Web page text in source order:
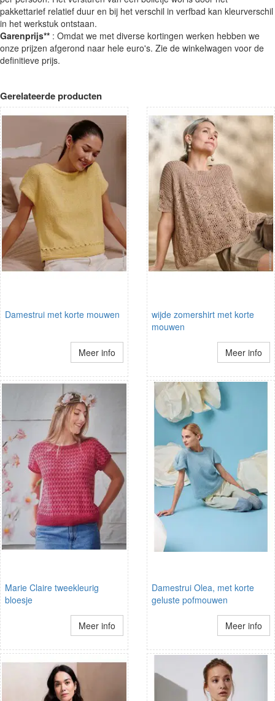
pakkettarief relatief duur en bij het verschil in verfbad kan kleurverschil
in het werkstuk ontstaan.
Garenprijs** : Omdat we met diverse kortingen werken hebben we
onze prijzen afgerond naar hele euro's. Zie de winkelwagen voor de
definitieve prijs.
Gerelateerde producten
Damestrui met korte mouwen
Meer info
wijde zomershirt met korte
mouwen
Meer info
Marie Claire tweekleurig
bloesje
Meer info
Damestrui Olea, met korte
geluste pofmouwen
Meer info